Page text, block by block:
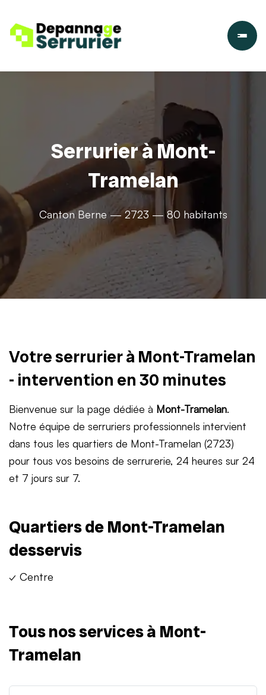
Serrurier à Mont-
Tramelan
Canton Berne — 2723 — 80 habitants
Votre serrurier à Mont-Tramelan
- intervention en 30 minutes
Bienvenue sur la page dédiée à Mont-Tramelan.
Notre équipe de serruriers professionnels intervient
dans tous les quartiers de Mont-Tramelan (2723)
pour tous vos besoins de serrurerie, 24 heures sur 24
et 7 jours sur 7.
Quartiers de Mont-Tramelan
desservis
✓ Centre
Tous nos services à Mont-
Tramelan